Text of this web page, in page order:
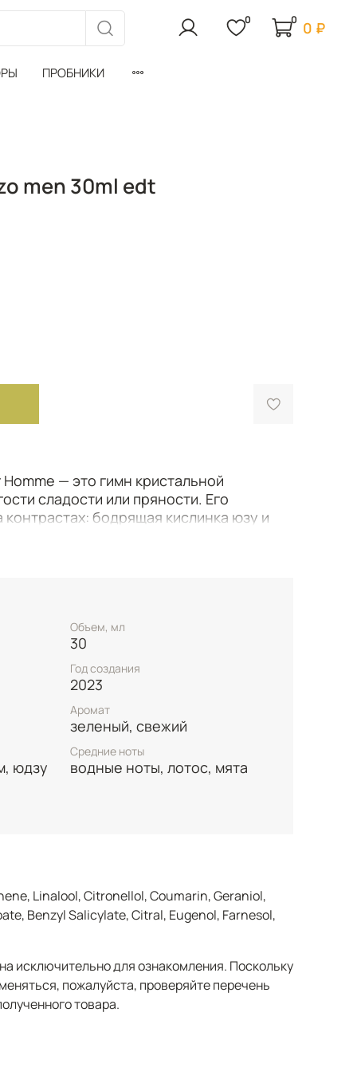
0 0 0 ₽
ПРОБНИКИ
men 30ml edt
— это гимн кристальной
сладости или пряности. Его
бодрящая кислинка юзу и
Объем, мл
30
Год создания
2023
Аромат
зеленый, свежий
юдзу
Средние ноты
водные ноты, лотос, мята
Linalool, Citronellol, Coumarin, Geraniol,
Benzyl Salicylate, Citral, Eugenol, Farnesol,
исключительно для ознакомления. Поскольку
пожалуйста, проверяйте перечень
товара.